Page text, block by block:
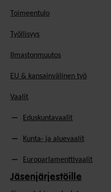
Toimeentulo
Työllisyys
Ilmastonmuutos
EU & kansainvälinen työ
Vaalit
Eduskuntavaalit
Kunta- ja aluevaalit
Europarlamenttivaalit
Jäsenjärjestöille